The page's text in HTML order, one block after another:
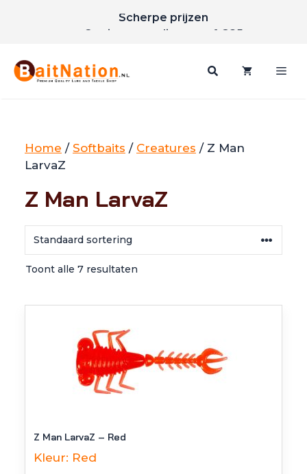
inhoud
Gratis verzending vanaf €85
Home / Softbaits / Creatures / Z Man
LarvaZ
Z Man LarvaZ
Toont alle 7 resultaten
Z Man LarvaZ – Red
Kleur: Red